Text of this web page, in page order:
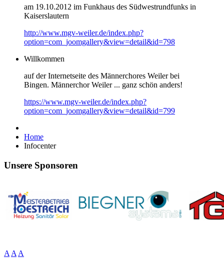
am 19.10.2012 im Funkhaus des Südwestrundfunks in
Kaiserslautern
http://www.mgv-weiler.de/index.php?
option=com_joomgallery&view=detail&id=798
Willkommen
auf der Internetseite des Männerchores Weiler bei
Bingen. Männerchor Weiler ... ganz schön anders!
https://www.mgv-weiler.de/index.php?
option=com_joomgallery&view=detail&id=799
Home
Infocenter
Unsere Sponsoren
AAA